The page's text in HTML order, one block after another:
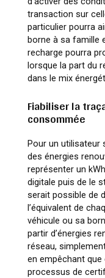
transaction sur
particulier pourra
borne à sa famille
recharge pourra
lorsque la part du
dans le mix
Fiabiliser la
consommée
Pour un utilisateur
des énergies
représenter un
digitale puis de le
serait possible de
l’équivalent de
véhicule ou sa
partir d’énergies
réseau,
en empêchant que
processus de